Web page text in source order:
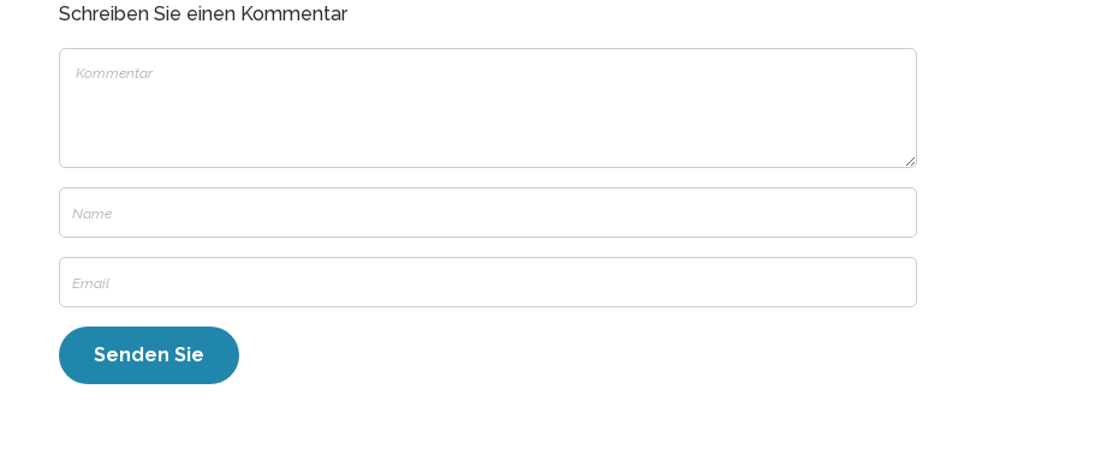
Schreiben Sie einen Kommentar